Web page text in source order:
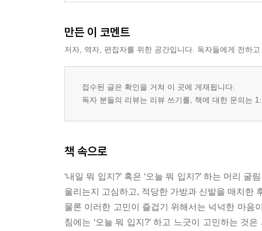
만든 이 코멘트
저자, 역자, 편집자를 위한 공간입니다. 독자들에게 전하
접수된 글은 확인을 거쳐 이 곳에 게재됩니다.
독자 분들의 리뷰는 리뷰 쓰기를, 책에 대한 문의는
책 속으로
‘내일 뭐 입지?’ 혹은 ‘오늘 뭐 입지?’ 하는 머리
울리는지 고심하고, 적당한 가방과 신발을 매치한
물론 이러한 고민이 즐겁기 위해서는 넉넉한 마음
침에는 ‘오늘 뭐 입지?’ 하고 느긋이 고민하는 것